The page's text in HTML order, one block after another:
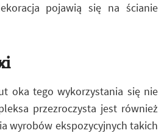
pojawią się na ścianie
oka tego wykorzystania się nie
przezroczysta jest również
wyrobów ekspozycyjnych takich